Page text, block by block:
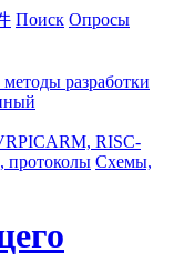
Поиск Опросы
разработки
PICARM, RISC-
протоколы Схемы,